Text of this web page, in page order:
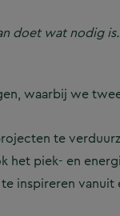
doet wat
waarbij we
te
het piek- en
inspireren